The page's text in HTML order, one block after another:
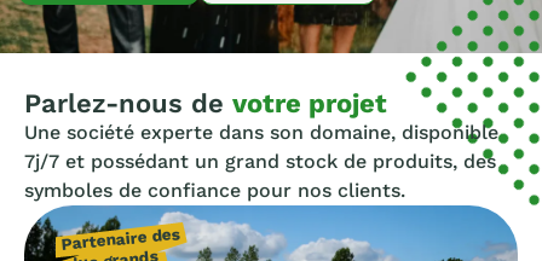
Parlez-nous de votre projet
Une société experte dans son domaine, disponible
7j/7 et possédant un grand stock de produits, des
symboles de confiance pour nos clients.